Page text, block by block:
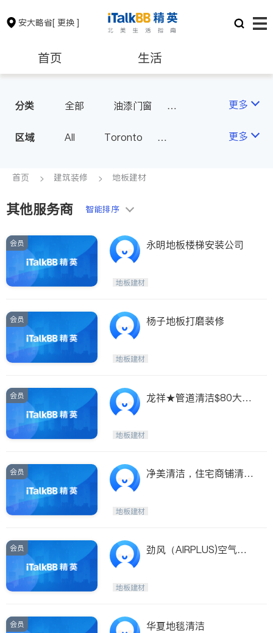
安大略省[ 更换 ]
首页 生活
保险理财 房地产租售
银行贷款 会计师
建筑装修
分类 全部
油漆门窗
地板建材
水电冷暖
更多
区域 All
Toronto
Scarborough
North York
Brampton
Kitchener
Newmarket
Stouffville
Maple
Waterloo
Guelph
Ajax
Oshawa
Niagara Falls
Pickering
Concord
Port Perry
King
更多
首页 建筑装修 地板建材
其他服务商 智能排序
会员 永明地板楼梯安装公司
地板建材
会员 杨子地板打磨装修
地板建材
会员
龙祥★管道清洁$80大特
地板建材
会员
净美清洁，住宅商铺清洗
地板建材
会员
劲风（AIRPLUS)空气管
地板建材
会员 华夏地毯清洁